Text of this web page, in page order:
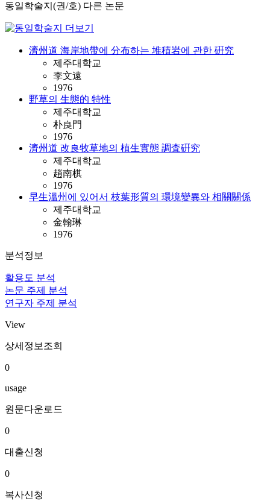
동일학술지(권/호) 다른 논문
濟州道 海岸地帶에 分布하는 堆積岩에 관한 硏究
제주대학교
李文遠
1976
野草의 生態的 特性
제주대학교
朴良門
1976
濟州道 改良牧草地의 植生實態 調査硏究
제주대학교
趙南棋
1976
早生溫州에 있어서 枝葉形質의 環境變異와 相關關係
제주대학교
金翰琳
1976
분석정보
활용도 분석
논문 주제 분석
연구자 주제 분석
View
상세정보조회
0
usage
원문다운로드
0
대출신청
0
복사신청